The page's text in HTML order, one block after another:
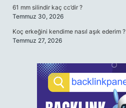
61 mm silindir kaç cc’dir ?
Temmuz 30, 2026
Koç erkeğini kendime nasıl aşık ederim ?
Temmuz 27, 2026